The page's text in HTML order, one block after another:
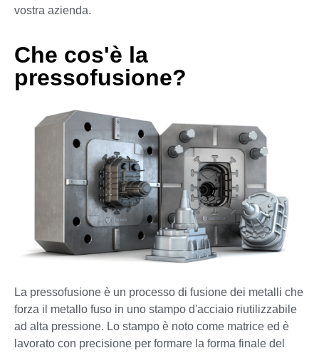
vostra azienda.
Che cos'è la
pressofusione?
La pressofusione è un processo di fusione dei metalli che
forza il metallo fuso in uno stampo d'acciaio riutilizzabile
ad alta pressione. Lo stampo è noto come matrice ed è
lavorato con precisione per formare la forma finale del